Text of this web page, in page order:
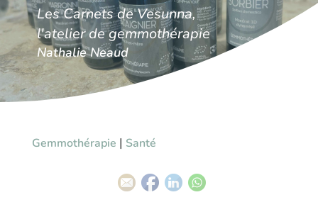
Les Carnets de Vesunna,
l'atelier de gemmothérapie
Nathalie Neaud
Gemmothérapie | Santé